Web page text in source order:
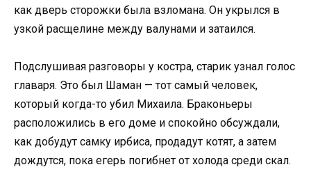
как дверь сторожки была взломана. Он укрылся в
узкой расщелине между валунами и затаился.
Подслушивая разговоры у костра, старик узнал голос
главаря. Это был Шаман — тот самый человек,
который когда-то убил Михаила. Браконьеры
расположились в его доме и спокойно обсуждали,
как добудут самку ирбиса, продадут котят, а затем
дождутся, пока егерь погибнет от холода среди скал.